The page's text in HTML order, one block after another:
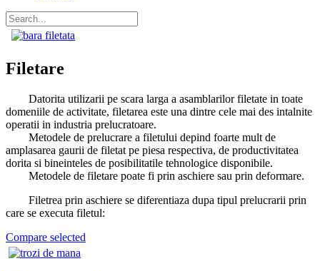
Filetare
Datorita utilizarii pe scara larga a asamblarilor filetate in toate
domeniile de activitate, filetarea este una dintre cele mai des intalnite
operatii in industria prelucratoare.
Metodele de prelucrare a filetului depind foarte mult de
amplasarea gaurii de filetat pe piesa respectiva, de productivitatea
dorita si bineinteles de posibilitatile tehnologice disponibile.
Metodele de filetare poate fi prin aschiere sau prin deformare.
Filetrea prin aschiere se diferentiaza dupa tipul prelucrarii prin
care se executa filetul:
Compare selected